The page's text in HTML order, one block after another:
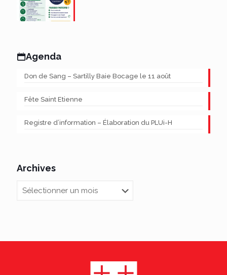
Agenda
Don de Sang – Sartilly Baie Bocage le 11 août
Fête Saint Etienne
Registre d’information – Élaboration du PLUi-H
Archives
Archives